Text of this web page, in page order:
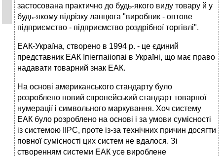
застосована практично до будь-якого виду товару й у
будь-якому відрізку ланцюга "виробник - оптове
підприємство - підприємство роздрібної торгівлі".
ЕАК-Україна, створено в 1994 р. - це єдиний
представник ЕАК Іпіегпаііопаі в Україні, що має право
надавати товарний знак ЕАК.
На основі американського стандарту було
розроблено новий європейський стандарт товарної
нумерації і символьного маркування. Хоч систему
ЕАК було розроблено на основі і за умови сумісності
із системою ІІРС, проте із-за технічних причин досягти
повної сумісності цих систем не вдалося. Зі
створенням системи ЕАК усе вироблене